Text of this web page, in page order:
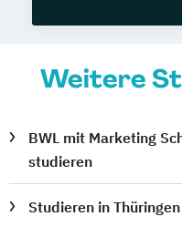
Weitere
BWL mit Marketing
studieren
Studieren in Thüringen